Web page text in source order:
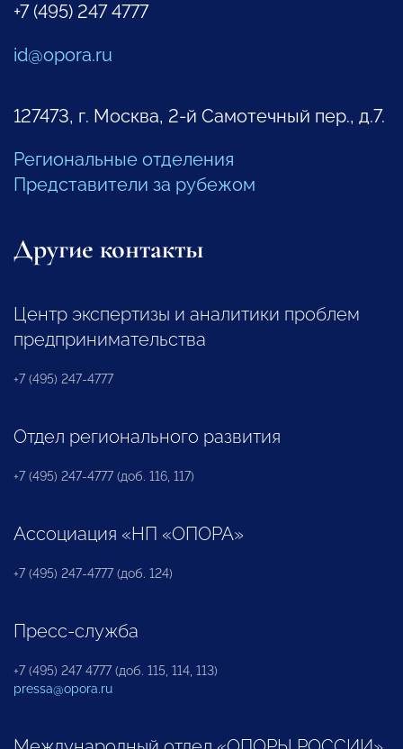
+7 (495) 247 4777
id@opora.ru
127473, г. Москва, 2-й Самотечный пер., д.7.
Региональные отделения
Представители за рубежом
Другие контакты
Центр экспертизы и аналитики проблем
предпринимательства
+7 (495) 247-4777
Отдел регионального развития
+7 (495) 247-4777 (доб. 116, 117)
Ассоциация «НП «ОПОРА»
+7 (495) 247-4777 (доб. 124)
Пресс-служба
+7 (495) 247 4777 (доб. 115, 114, 113)
pressa@opora.ru